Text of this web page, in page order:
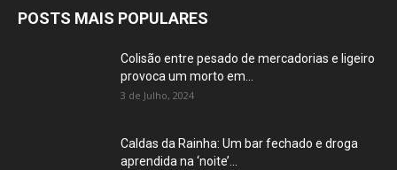
POSTS MAIS POPULARES
Colisão entre pesado de mercadorias e ligeiro
provoca um morto em...
3 de Julho, 2024
Caldas da Rainha: Um bar fechado e droga
aprendida na ‘noite’...